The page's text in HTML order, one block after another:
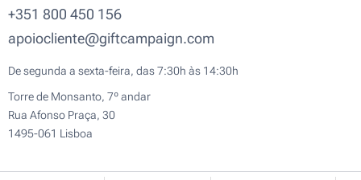
+351 800 450 156
apoiocliente@giftcampaign.com
De segunda a sexta-feira, das 7:30h às 14:30h
Torre de Monsanto, 7º andar
Rua Afonso Praça, 30
1495-061 Lisboa